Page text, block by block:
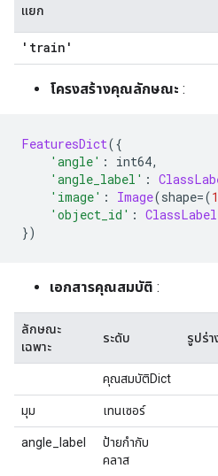
แยก
'train'
โครงสร้างคุณลักษณะ :
FeaturesDict({
'angle' : int64,
'angle_label' :
'image' : Image(shape=(
'object_id' : ClassLabel
})
เอกสารคุณสมบัติ :
ลักษณะ
เฉพาะ
ระดับ รูปร่า
คุณสมบัติDict
มุม เทนเซอร์
angle_label
ป้ายกำกับ
คลาส